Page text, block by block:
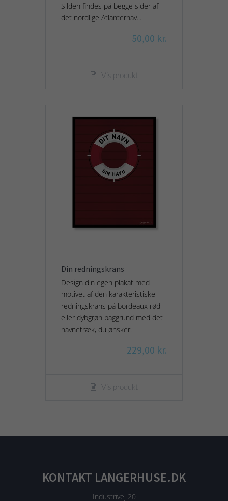
Silden findes på begge sider af
det nordlige Atlanterhav...
50,00 kr.
Vis produkt
Din redningskrans
Design din egen plakat med
motivet af den karakteristiske
redningskrans på bordeaux rød
eller dybgrøn baggrund med det
navnetræk, du ønsker.
229,00 kr.
Vis produkt
'
KONTAKT LANGERHUSE.DK
Industrivej 20